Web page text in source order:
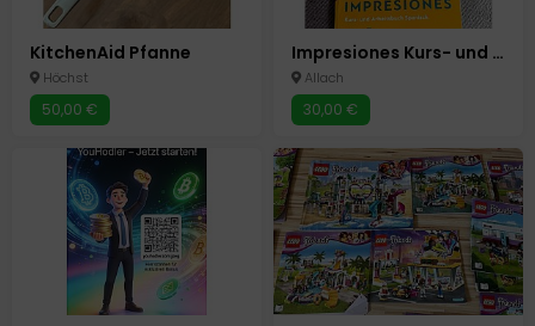
KitchenAid Pfanne
Höchst
50,00 €
Impresiones Kurs- und Arbeitsbuch Spanisch 9783193045454
Allach
30,00 €